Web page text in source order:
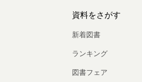
資料をさがす
新着図書
ランキング
図書フェア